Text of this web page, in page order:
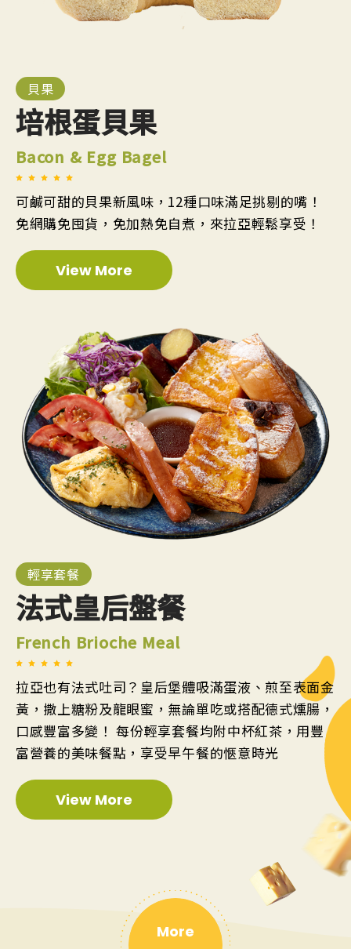
貝果
培根蛋貝果
Bacon & Egg Bagel
可鹹可甜的貝果新風味，12種口味滿足挑剔的嘴！
免網購免囤貨，免加熱免自煮，來拉亞輕鬆享受！
View More
輕享套餐
法式皇后盤餐
French Brioche Meal
拉亞也有法式吐司？皇后堡體吸滿蛋液、煎至表面金
黃，撒上糖粉及龍眼蜜，無論單吃或搭配德式燻腸，
口感豐富多變！ 每份輕享套餐均附中杯紅茶，用豐
富營養的美味餐點，享受早午餐的愜意時光
View More
More